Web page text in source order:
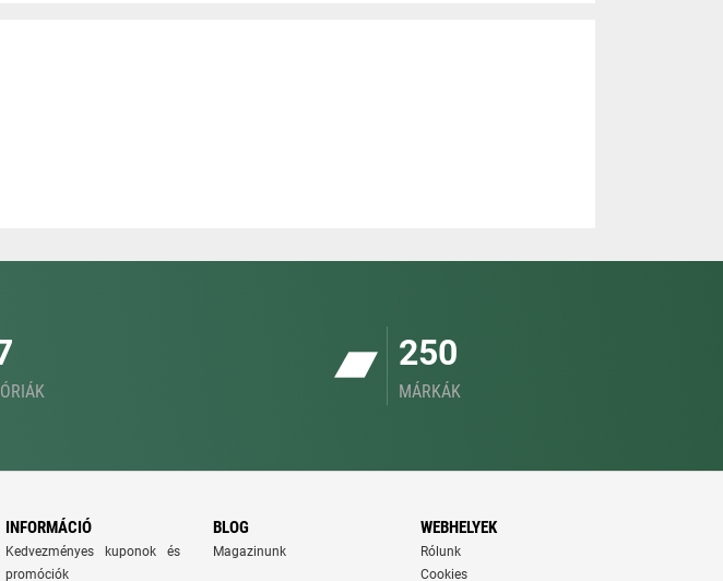
250
MÁRKÁK
INFORMÁCIÓ
Kedvezményes kuponok és
promóciók
BLOG
Magazinunk
WEBHELYEK
Rólunk
Cookies